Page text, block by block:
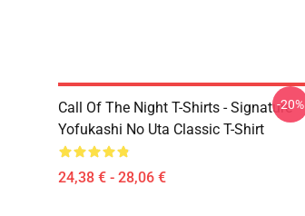
Call Of The Night T-Shirts - Signature
Yofukashi No Uta Classic T-Shirt
24,38 € - 28,06 €
-20%